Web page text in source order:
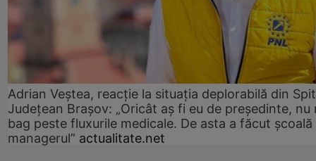
Adrian Veștea, reacție la situația deplorabilă din
Județean Brașov: „Oricât aș fi eu de președinte, nu
bag peste fluxurile medicale. De asta a făcut școală
managerul” actualitate.net